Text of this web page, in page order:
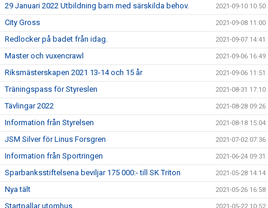
29 Januari 2022 Utbildning barn med särskilda behov. 2021-09-10 10:50
City Gross 2021-09-08 11:00
Redlocker på badet från idag. 2021-09-07 14:41
Master och vuxencrawl 2021-09-06 16:49
Riksmästerskapen 2021 13-14 och 15 år 2021-09-06 11:51
Träningspass för Styreslen 2021-08-31 17:10
Tävlingar 2022 2021-08-28 09:26
Information från Styrelsen 2021-08-18 15:04
JSM Silver för Linus Forsgren 2021-07-02 07:36
Information från Sportringen 2021-06-24 09:31
Sparbanksstiftelsena beviljar 175 000:- till SK Triton 2021-05-28 14:14
Nya tält 2021-05-26 16:58
Startpallar utomhus